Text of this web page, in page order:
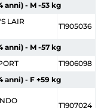
anni) - M -53 kg
LAIR
T1905036
anni) - M -57 kg
T1906098
anni) - F +59 kg
T1907024